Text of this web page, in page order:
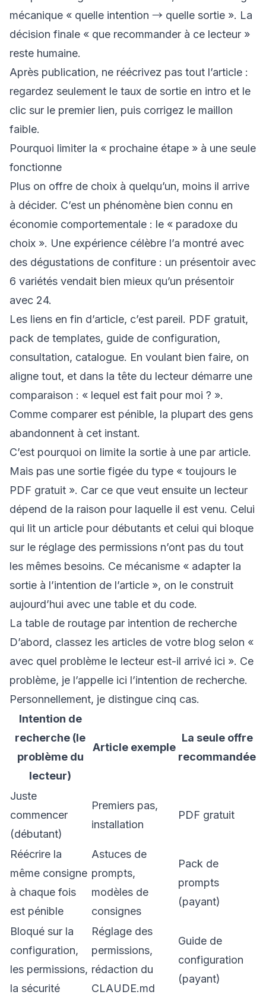
mécanique « quelle intention → quelle sortie ». La
décision finale « que recommander à ce lecteur »
reste humaine.
Après publication, ne réécrivez pas tout l’article :
regardez seulement le taux de sortie en intro et le
clic sur le premier lien, puis corrigez le maillon
faible.
Pourquoi limiter la « prochaine étape » à une seule
fonctionne
Plus on offre de choix à quelqu’un, moins il arrive
à décider. C’est un phénomène bien connu en
économie comportementale : le « paradoxe du
choix ». Une expérience célèbre l’a montré avec
des dégustations de confiture : un présentoir avec
6 variétés vendait bien mieux qu’un présentoir
avec 24.
Les liens en fin d’article, c’est pareil. PDF gratuit,
pack de templates, guide de configuration,
consultation, catalogue. En voulant bien faire, on
aligne tout, et dans la tête du lecteur démarre une
comparaison : « lequel est fait pour moi ? ».
Comme comparer est pénible, la plupart des gens
abandonnent à cet instant.
C’est pourquoi on limite la sortie à une par article.
Mais pas une sortie figée du type « toujours le
PDF gratuit ». Car ce que veut ensuite un lecteur
dépend de la raison pour laquelle il est venu. Celui
qui lit un article pour débutants et celui qui bloque
sur le réglage des permissions n’ont pas du tout
les mêmes besoins. Ce mécanisme « adapter la
sortie à l’intention de l’article », on le construit
aujourd’hui avec une table et du code.
La table de routage par intention de recherche
D’abord, classez les articles de votre blog selon «
avec quel problème le lecteur est-il arrivé ici ». Ce
problème, je l’appelle ici l’intention de recherche.
Personnellement, je distingue cinq cas.
Intention de
recherche (le
problème du
lecteur)
Article exemple
La seule offre
recommandée
Juste
commencer
(débutant)
Premiers pas,
installation
PDF gratuit
Réécrire la
même consigne
à chaque fois
est pénible
Astuces de
prompts,
modèles de
consignes
Pack de
prompts
(payant)
Bloqué sur la
configuration,
les permissions,
la sécurité
Réglage des
permissions,
rédaction du
CLAUDE.md
Guide de
configuration
(payant)